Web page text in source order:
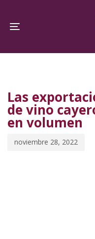
links
navigation
content
Toggle navigation
Las
de vino
en volumen
noviembre 28, 2022